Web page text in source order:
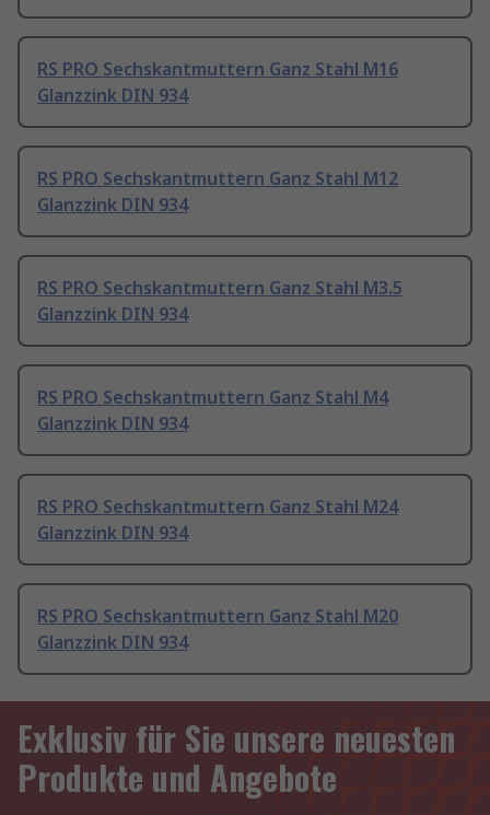
RS PRO Sechskantmuttern Ganz Stahl M16
Glanzzink DIN 934
RS PRO Sechskantmuttern Ganz Stahl M12
Glanzzink DIN 934
RS PRO Sechskantmuttern Ganz Stahl M3.5
Glanzzink DIN 934
RS PRO Sechskantmuttern Ganz Stahl M4
Glanzzink DIN 934
RS PRO Sechskantmuttern Ganz Stahl M24
Glanzzink DIN 934
RS PRO Sechskantmuttern Ganz Stahl M20
Glanzzink DIN 934
Exklusiv für Sie unsere neuesten
Produkte und Angebote